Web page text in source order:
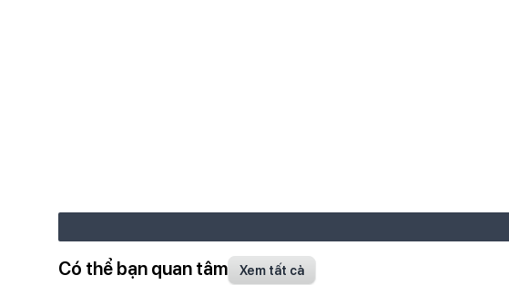
Có thể bạn quan tâm Xem tất cả